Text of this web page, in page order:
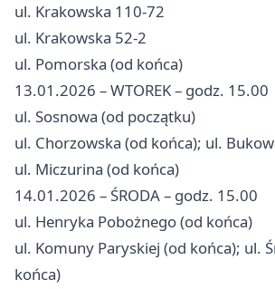
ul. Krakowska 110-72
ul. Krakowska 52-2
ul. Pomorska (od końca)
13.01.2026 – WTOREK – godz. 15.00
ul. Sosnowa (od początku)
ul. Chorzowska (od końca); ul.
ul. Miczurina (od końca)
14.01.2026 – ŚRODA – godz. 15.00
ul. Henryka Pobożnego (od końca)
ul. Komuny Paryskiej (od końca); ul.
końca)